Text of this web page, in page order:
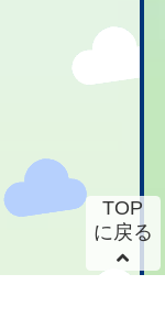
TOP
に戻る